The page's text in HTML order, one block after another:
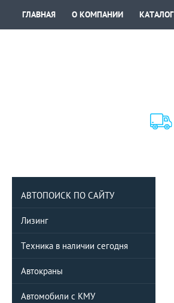
ГЛАВНАЯ О КОМПАНИИ КАТАЛОГ
АВТОПОИСК ПО САЙТУ
Лизинг
Техника в наличии сегодня
Автокраны
Автомобили с КМУ